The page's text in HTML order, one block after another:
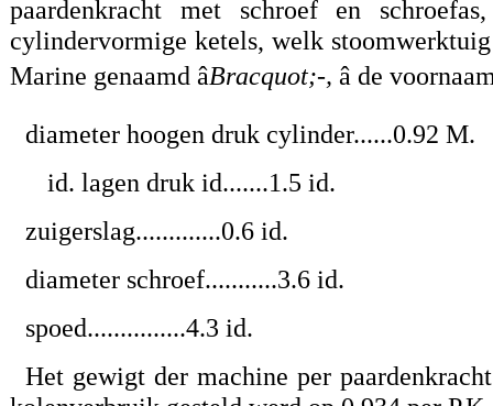
paardenkracht met schroef en
cylindervormige ketels, welk
Marine genaamd âBracquot;-, â de
diameter hoogen druk cylinder......0.92 M.
id. lagen druk id.......1.5 id.
zuigerslag.............0.6 id.
diameter schroef...........3.6 id.
spoed...............4.3 id.
Het gewigt der machine per